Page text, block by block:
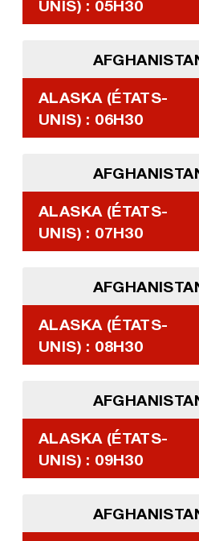
UNIS) : 05H30
ALASKA (ÉTATS-
UNIS) : 06H30
ALASKA (ÉTATS-
UNIS) : 07H30
ALASKA (ÉTATS-
UNIS) : 08H30
ALASKA (ÉTATS-
UNIS) : 09H30